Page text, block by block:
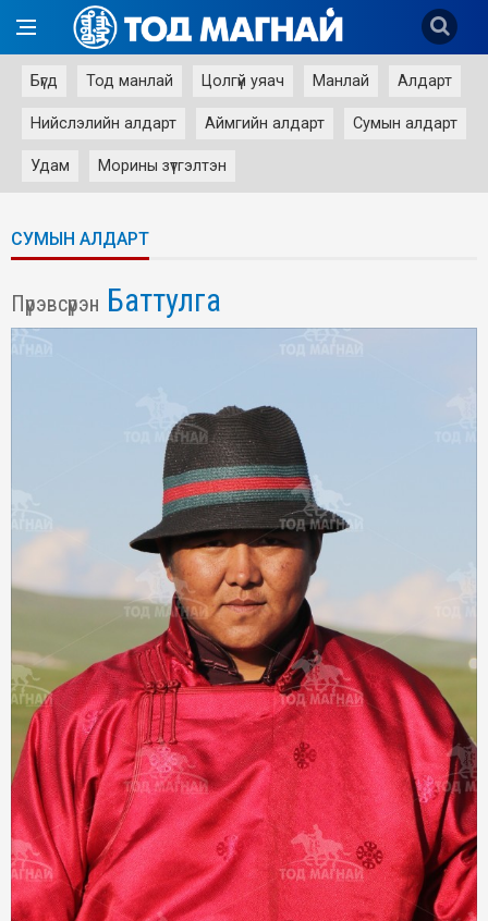
Бүгд Тод манлай Цолгүй уяач Манлай Алдарт
Нийслэлийн алдарт Аймгийн алдарт Сумын алдарт
Удам Морины зүтгэлтэн
СУМЫН АЛДАРТ
Пүрэвсүрэн Баттулга